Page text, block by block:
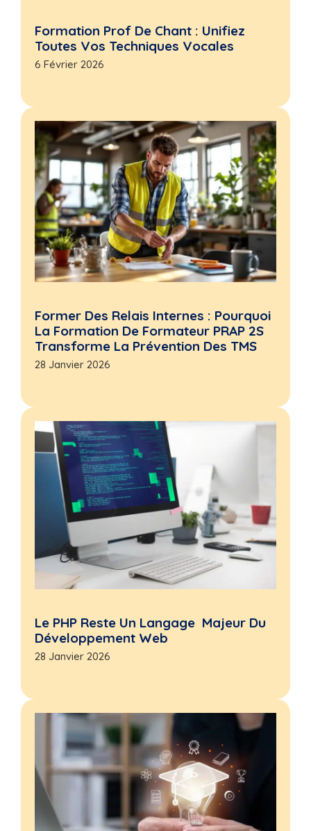
Formation Prof De Chant : Unifiez
Toutes Vos Techniques Vocales
6 Février 2026
Former Des Relais Internes : Pourquoi
La Formation De Formateur PRAP 2S
Transforme La Prévention Des TMS
28 Janvier 2026
Le PHP Reste Un Langage Majeur Du
Développement Web
28 Janvier 2026